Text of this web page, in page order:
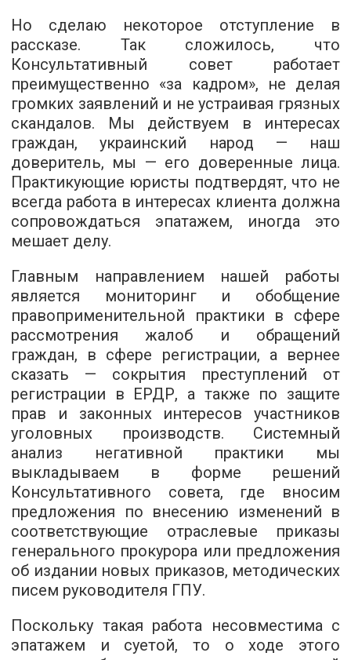
Но сделаю некоторое отступление в
рассказе. Так сложилось, что
Консультативный совет работает
преимущественно «за кадром», не делая
громких заявлений и не устраивая грязных
скандалов. Мы действуем в интересах
граждан, украинский народ — наш
доверитель, мы — его доверенные лица.
Практикующие юристы подтвердят, что не
всегда работа в интересах клиента должна
сопровождаться эпатажем, иногда это
мешает делу.
Главным направлением нашей работы
является мониторинг и обобщение
правоприменительной практики в сфере
рассмотрения жалоб и обращений
граждан, в сфере регистрации, а вернее
сказать — сокрытия преступлений от
регистрации в ЕРДР, а также по защите
прав и законных интересов участников
уголовных производств. Системный
анализ негативной практики мы
выкладываем в форме решений
Консультативного совета, где вносим
предложения по внесению изменений в
соответствующие отраслевые приказы
генерального прокурора или предложения
об издании новых приказов, методических
писем руководителя ГПУ.
Поскольку такая работа несовместима с
эпатажем и суетой, то о ходе этого